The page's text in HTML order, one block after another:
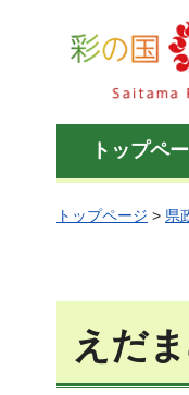
彩の国 埼玉県
トップペ
トップページ > 県
えだ